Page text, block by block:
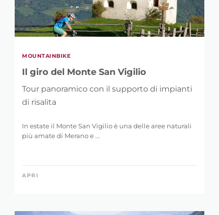
MOUNTAINBIKE
Il giro del Monte San Vigilio
Tour panoramico con il supporto di impianti
di risalita
In estate il Monte San Vigilio è una delle aree naturali
più amate di Merano e ...
APRI